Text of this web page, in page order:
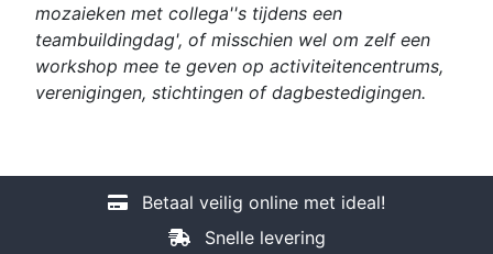
mozaieken met collega''s tijdens een
teambuildingdag', of misschien wel om zelf een
workshop mee te geven op activiteitencentrums,
verenigingen, stichtingen of dagbestedigingen.
Betaal veilig online met ideal!
Snelle levering